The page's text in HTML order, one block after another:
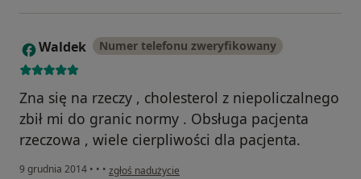
W Waldek Numer telefonu zweryfikowany
Zna się na rzeczy , cholesterol z niepoliczalnego
zbił mi do granic normy . Obsługa pacjenta
rzeczowa , wiele cierpliwości dla pacjenta.
9 grudnia 2014 • • • w opinii użytkownika Waldek
zgłoś nadużycie